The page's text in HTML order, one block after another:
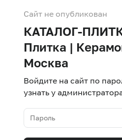
Сайт не опубликован
КАТАЛОГ-
Плитка |
Москва
Войдите на сайт по
узнать у